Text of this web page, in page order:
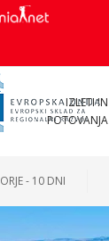
IZLETI IN
POTOVANJA
- 10 DNI